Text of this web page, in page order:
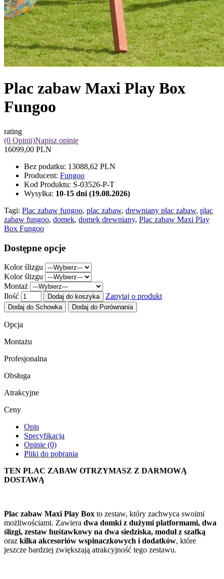
Plac zabaw Maxi Play Box
Fungoo
rating
(0 Opinii)Napisz opinię
16099,00 PLN
Bez podatku: 13088,62 PLN
Producent: Fungoo
Kod Produktu: S-03526-P-T
Wysyłka: 10-15 dni (19.08.2026)
Tagi: Plac zabaw fungoo, plac zabaw, drewniany plac zabaw, plac
zabaw fungoo, domek, domek drewniany, Plac zabaw Maxi Play
Box Fungoo
Dostępne opcje
Kolor ślizgu
Kolor ślizgu
Montaż
Ilość
Dodaj do koszyka Zapytaj o produkt
Dodaj do Schowka Dodaj do Porównania
Opcja
Montażu
Profesjonalna
Obsługa
Atrakcyjne
Ceny
Opis
Specyfikacja
Opinie (0)
Pliki do pobrania
TEN PLAC ZABAW OTRZYMASZ Z DARMOWĄ
DOSTAWĄ
Plac zabaw Maxi Play Box to zestaw, który zachwyca swoimi
możliwościami. Zawiera dwa domki z dużymi platformami, dwa
ślizgi, zestaw huśtawkowy na dwa siedziska, moduł z szafką
oraz kilka akcesoriów wspinaczkowych i dodatków, które
jeszcze bardziej zwiększają atrakcyjność tego zestawu.